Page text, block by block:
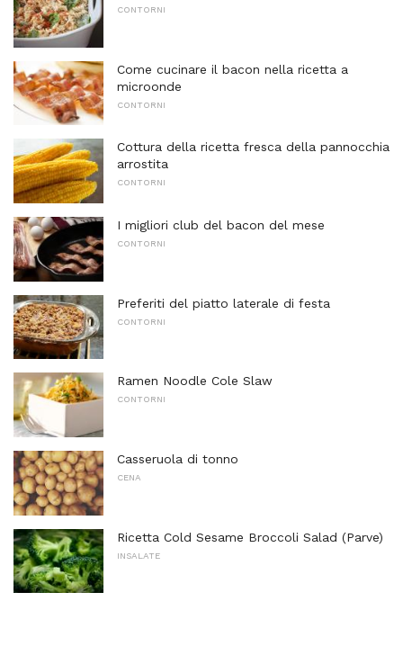
CONTORNI
Come cucinare il bacon nella ricetta a
microonde
CONTORNI
Cottura della ricetta fresca della pannocchia
arrostita
CONTORNI
I migliori club del bacon del mese
CONTORNI
Preferiti del piatto laterale di festa
CONTORNI
Ramen Noodle Cole Slaw
CONTORNI
Casseruola di tonno
CENA
Ricetta Cold Sesame Broccoli Salad (Parve)
INSALATE